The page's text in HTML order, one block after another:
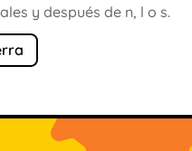
y después de n, l o s.